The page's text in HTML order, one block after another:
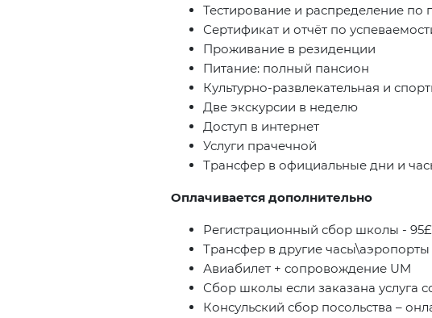
Тестирование и распределение по
Сертификат и отчёт по
Проживание в резиденции
Питание: полный пансион
Культурно-развлекательная и
Две экскурсии в неделю
Доступ в интернет
Услуги прачечной
Трансфер в официальные дни и
Оплачивается дополнительно
Регистрационный сбор школы - 95£
Трансфер в другие часы\аэропорты
Авиабилет + сопровождение UM
Сбор школы если заказана услуга
Консульский сбор посольства –